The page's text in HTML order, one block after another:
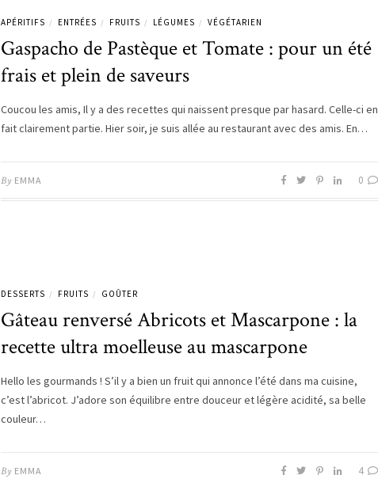
APÉRITIFS / ENTRÉES / FRUITS / LÉGUMES / VÉGÉTARIEN
Gaspacho de Pastèque et Tomate : pour un été
frais et plein de saveurs
Coucou les amis, Il y a des recettes qui naissent presque par hasard. Celle-ci en
fait clairement partie. Hier soir, je suis allée au restaurant avec des amis. En…
By EMMA 0
DESSERTS / FRUITS / GOÛTER
Gâteau renversé Abricots et Mascarpone : la
recette ultra moelleuse au mascarpone
Hello les gourmands ! S’il y a bien un fruit qui annonce l’été dans ma cuisine,
c’est l’abricot. J’adore son équilibre entre douceur et légère acidité, sa belle
couleur…
By EMMA 4